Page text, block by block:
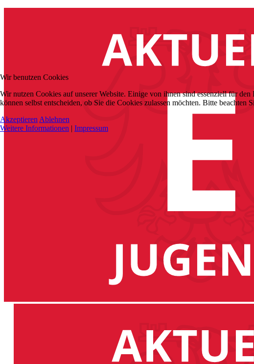
Wir benutzen Cookies
Wir nutzen Cookies auf unserer Website. Einige von ihnen sind essenziell für
können selbst entscheiden, ob Sie die Cookies zulassen möchten. Bitte
Akzeptieren Ablehnen
Weitere Informationen | Impressum